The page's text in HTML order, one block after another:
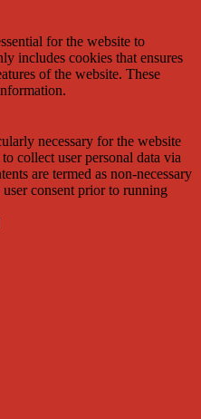
for the website to
includes cookies that ensures
of the website. These
necessary for the website
collect user personal data via
are termed as non-necessary
consent prior to running